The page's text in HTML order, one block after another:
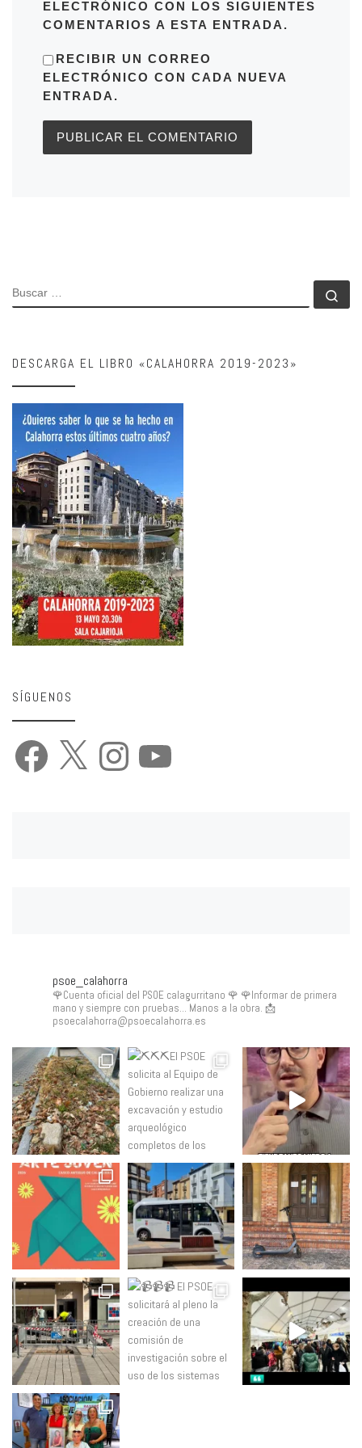
ELECTRÓNICO CON LOS SIGUIENTES
COMENTARIOS A ESTA ENTRADA.
RECIBIR UN CORREO
ELECTRÓNICO CON CADA NUEVA
ENTRADA.
BUSCAR
DESCARGA EL LIBRO «CALAHORRA 2019-2023»
SÍGUENOS
Facebook Instagram YouTube
psoe_calahorra
🌹Cuenta oficial del PSOE calagurritano 🌹 🌹Informar de primera
mano y siempre con pruebas... Manos a la obra. 📩
psoecalahorra@psoecalahorra.es